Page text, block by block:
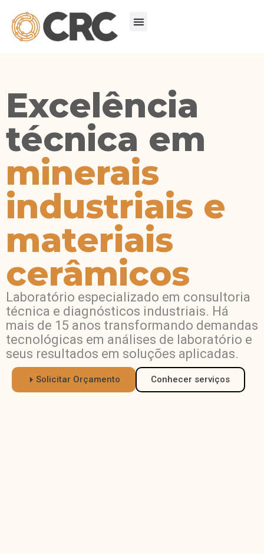
Excelência
técnica em
minerais
industriais e
materiais
cerâmicos
Laboratório especializado em consultoria
técnica e diagnósticos industriais. Há
mais de 15 anos transformando demandas
tecnológicas em análises de laboratório e
seus resultados em soluções aplicadas.
Solicitar Orçamento Conhecer serviços